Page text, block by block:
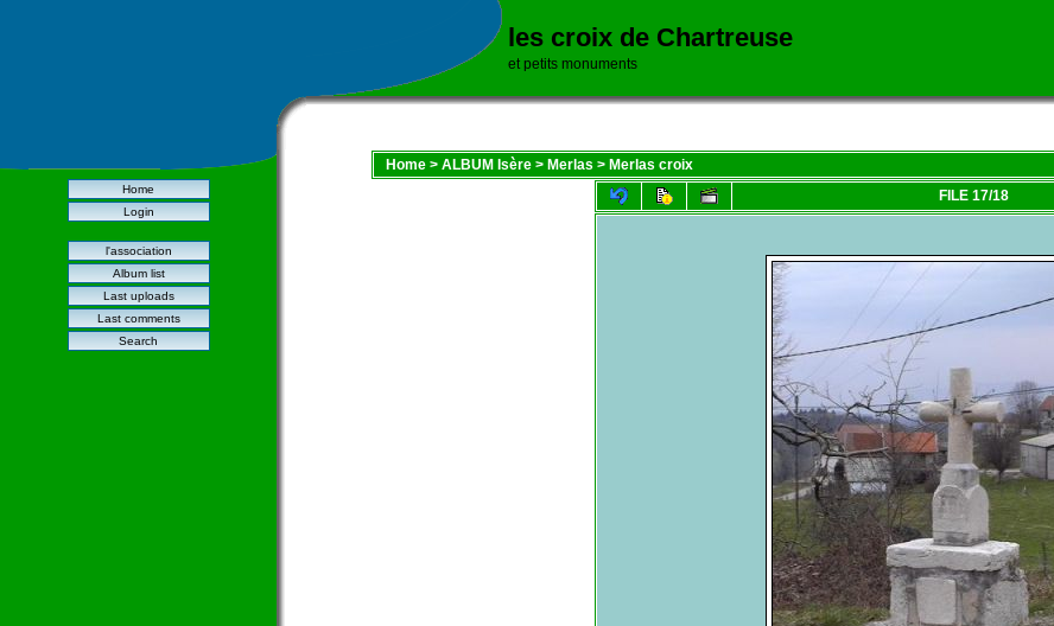
les croix de Chartreuse
et petits monuments
Home
Login
l'association
Album list
Last uploads
Last comments
Search
Home> ALBUM Isère> Merlas > Merlas croix
FILE 17/18